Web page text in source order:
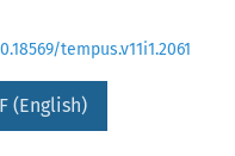
tempus.v11i1.2061
(English)